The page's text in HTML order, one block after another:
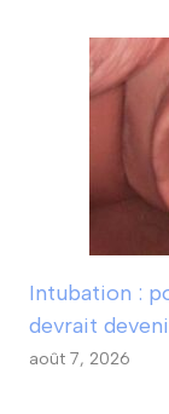
Intubation :
devrait
août 7, 2026